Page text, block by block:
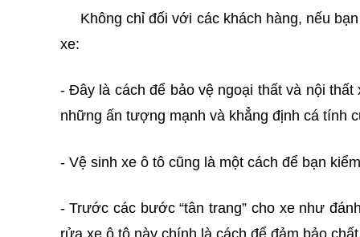
Không chỉ đối với các khách hàng, nếu bạn
xe:
- Đây là cách để bảo vệ ngoại thất và nội
những ấn tượng mạnh và khẳng định cá tính
- Vệ sinh xe ô tô cũng là một cách để bạn
-Trước các bước “tân trang” cho xe như
rửa xe ô tô này chính là cách để đảm bảo